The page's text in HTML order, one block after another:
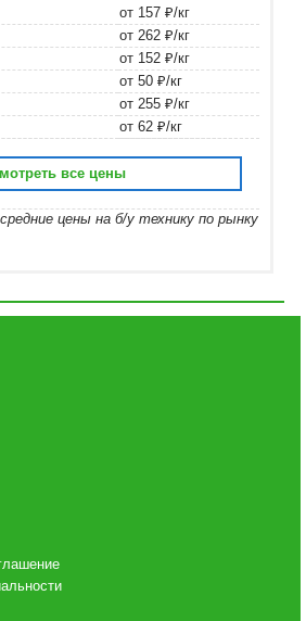
от 157 ₽/кг
от 262 ₽/кг
от 152 ₽/кг
от 50 ₽/кг
от 255 ₽/кг
от 62 ₽/кг
все цены
цены на б/у технику по рынку